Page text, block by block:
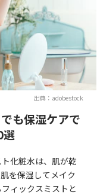
出典：adobestock
も保湿ケアで
選
化粧水は、肌が乾
を保湿してメイク
ィックスミストと